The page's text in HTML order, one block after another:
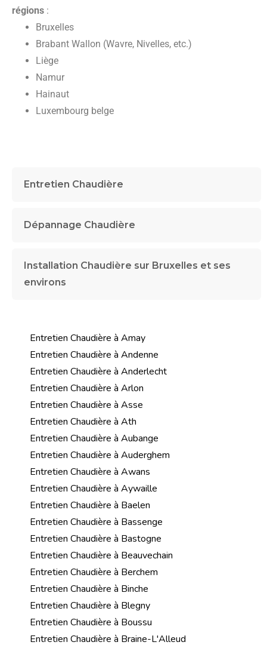
Entretien Chaudière
Dépannage Chaudière
Installation Chaudière sur Bruxelles et ses
environs
régions :
Bruxelles
Brabant Wallon (Wavre, Nivelles, etc.)
Liège
Namur
Hainaut
Luxembourg belge
Entretien Chaudière à Amay
Entretien Chaudière à Andenne
Entretien Chaudière à Anderlecht
Entretien Chaudière à Arlon
Entretien Chaudière à Asse
Entretien Chaudière à Ath
Entretien Chaudière à Aubange
Entretien Chaudière à Auderghem
Entretien Chaudière à Awans
Entretien Chaudière à Aywaille
Entretien Chaudière à Baelen
Entretien Chaudière à Bassenge
Entretien Chaudière à Bastogne
Entretien Chaudière à Beauvechain
Entretien Chaudière à Berchem
Entretien Chaudière à Binche
Entretien Chaudière à Blegny
Entretien Chaudière à Boussu
Entretien Chaudière à Braine-L'Alleud